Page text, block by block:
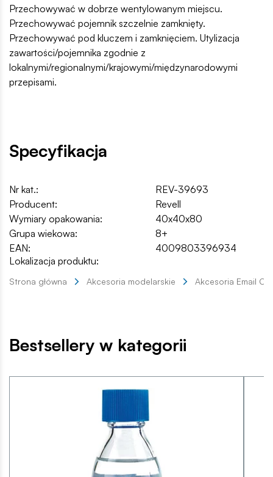
Przechowywać w dobrze wentylowanym miejscu.
Przechowywać pojemnik szczelnie zamknięty.
Przechowywać pod kluczem i zamknięciem. Utylizacja
zawartości/pojemnika zgodnie z
lokalnymi/regionalnymi/krajowymi/międzynarodowymi
przepisami.
Specyfikacja
Nr kat.:
REV-39693
Producent:
Revell
Wymiary opakowania:
40x40x80
Grupa wiekowa:
8+
EAN:
4009803396934
Lokalizacja produktu:
Strona główna Akcesoria modelarskie Akcesoria Email
Bestsellery w kategorii